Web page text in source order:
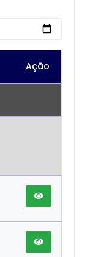
Ação